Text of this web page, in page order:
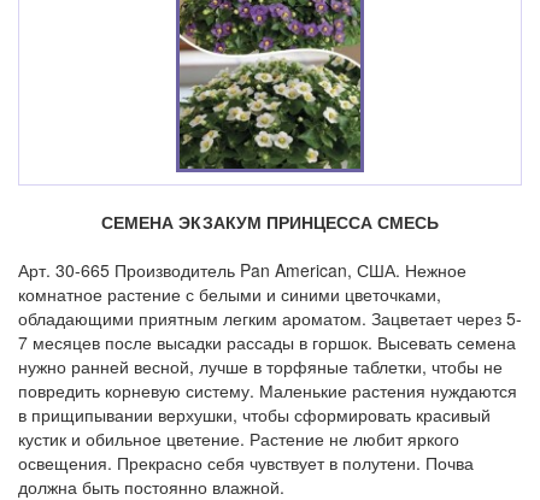
СЕМЕНА ЭКЗАКУМ ПРИНЦЕССА СМЕСЬ
Арт. 30-665 Производитель Pan American, США. Нежное
комнатное растение с белыми и синими цветочками,
обладающими приятным легким ароматом. Зацветает через 5-
7 месяцев после высадки рассады в горшок. Высевать семена
нужно ранней весной, лучше в торфяные таблетки, чтобы не
повредить корневую систему. Маленькие растения нуждаются
в прищипывании верхушки, чтобы сформировать красивый
кустик и обильное цветение. Растение не любит яркого
освещения. Прекрасно себя чувствует в полутени. Почва
должна быть постоянно влажной.